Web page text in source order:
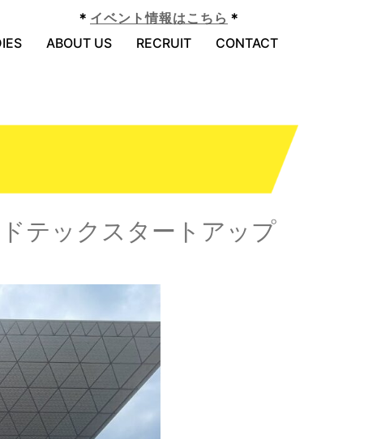
＊ イベント情報はこちら ＊
ABOUT US RECRUIT CONTACT
テックスタートアップ